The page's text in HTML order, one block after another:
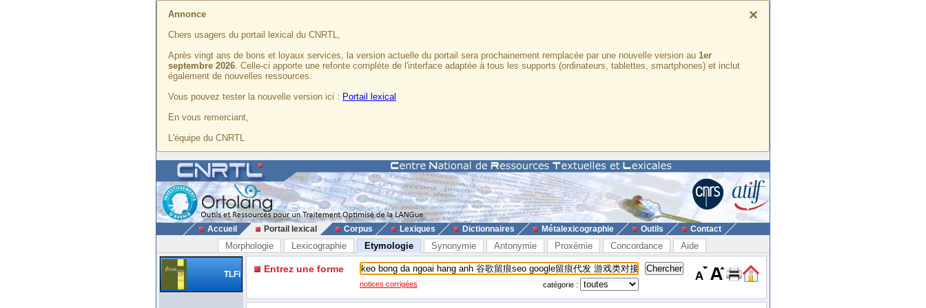
×
Annonce
Chers usagers du portail lexical du CNRTL,
Après vingt ans de bons et loyaux services, la version actuelle du portail sera prochainement remplacée par une nouvelle version au 1er
septembre 2026. Celle-ci apporte une refonte complète de l'interface adaptée à tous les supports (ordinateurs, tablettes, smartphones) et inclut
également de nouvelles ressources.
Vous pouvez tester la nouvelle version ici : Portail lexical
En vous remerciant,
L'équipe du CNRTL
Accueil Portail lexical Corpus Lexiques Dictionnaires Métalexicographie Outils Contact
Morphologie Lexicographie Etymologie Synonymie Antonymie Proxémie Concordance Aide
TLFi Entrez une forme
notices corrigées catégorie :